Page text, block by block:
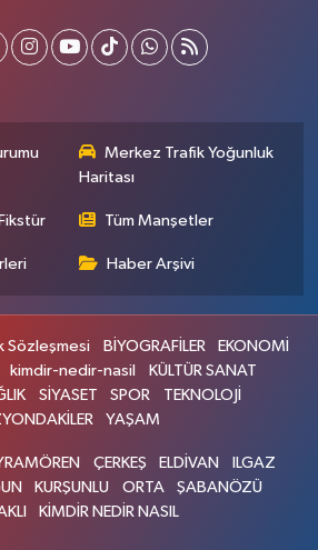
Merkez Trafik Yoğunluk
Haritası
Tüm Manşetler
Haber Arşivi
Sözleşmesi BİYOGRAFİLER
EKONOMİ
kimdir-nedir-nasil
KÜLTÜR SANAT
SİYASET SPOR
TEKNOLOJİ
YAŞAM
ÇERKEŞ ELDİVAN
ILGAZ
KURŞUNLU ORTA
ŞABANÖZÜ
KİMDİR NEDİR NASIL